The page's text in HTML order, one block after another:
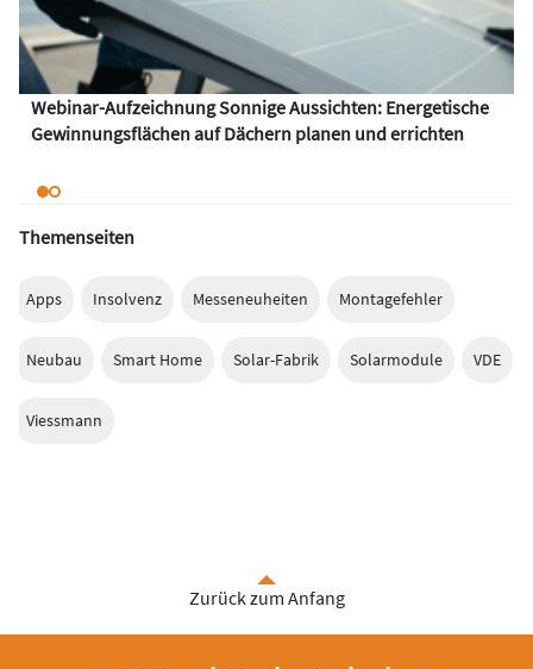
Webinar-Aufzeichnung Sonnige Aussichten: Energetische
Gewinnungsflächen auf Dächern planen und errichten
Themenseiten
Apps Insolvenz Messeneuheiten Montagefehler
Neubau Smart Home Solar-Fabrik Solarmodule VDE
Viessmann
Zurück zum Anfang